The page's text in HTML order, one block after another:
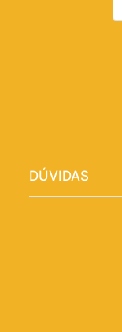
DÚVIDAS